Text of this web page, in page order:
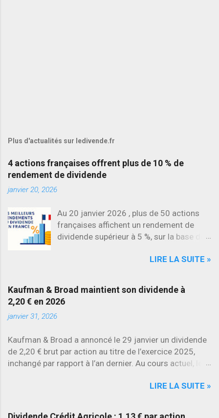
Plus d'actualités sur ledivende.fr
4 actions françaises offrent plus de 10 % de
rendement de dividende
janvier 20, 2026
Au 20 janvier 2026 , plus de 50 actions
françaises affichent un rendement de
dividende supérieur à 5 %, sur la base des
évolutions les plus marquantes concerne
Stellantis et Renault reculent déjà à deux
chiffres.
LIRE LA SUITE »
Kaufman & Broad maintient son dividende à
2,20 € en 2026
janvier 31, 2026
Kaufman & Broad a annoncé le 29 janvier un dividende
de 2,20 € brut par action au titre de l’exercice 2025,
inchangé par rapport à l’an dernier. Au cours actuel, le
LIRE LA SUITE »